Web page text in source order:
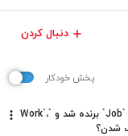
دنبال کردن
پخش خودکار
تله‌ی ۴ گانه‌ی «کار»! چرا `Job` برنده شد و `Work`،